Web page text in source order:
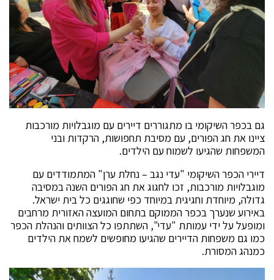
גם בכפר השיקומי בו מתגוררים דיירים עם מוגבלויות מורכבות
ציינו את חג הפורים, עם מסיבת תחפושות, הרקדות ובני
המשפחות שהגיעו לשמוח עם הילדים.
דיירי הכפר השיקומי "עדי נגב – נחלת ערן" המתמודדים עם
מוגבלויות מורכבות, זכו לחגוג את חג הפורים השנה במסיבה
גדולה, מיוחדת וחגיגית במיוחד כפי שחוגגים כל בית ישראל.
באירוע שנערך בכפר הממוקם בתחום המועצה האזורית מרחבים
ומופעל על ידי עמותת "עדי", השתתפו כל הצוותים והנהלת הכפר
כמו גם משפחות הדיירים שהגיעו מחופשים לשמח את הילדים
כמנהג המסורת.